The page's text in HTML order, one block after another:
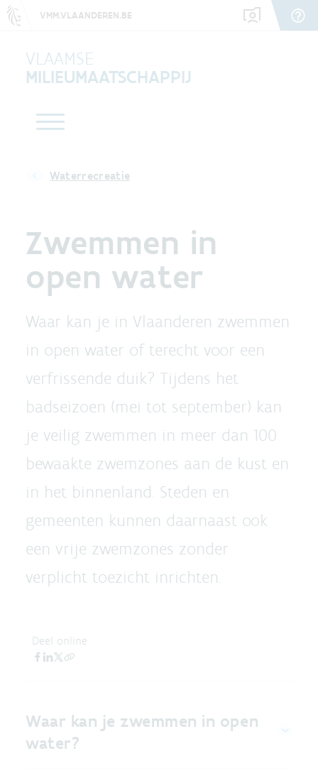
VMM.VLAANDEREN.BE
VLAAMSE
MILIEUMAATSCHAPPIJ
Waterrecreatie
Zwemmen in
open water
Waar kan je in Vlaanderen zwemmen
in open water of terecht voor een
verfrissende duik? Tijdens het
badseizoen (mei tot september) kan
je veilig zwemmen in meer dan 100
bewaakte zwemzones aan de kust en
in het binnenland. Steden en
gemeenten kunnen daarnaast ook
een vrije zwemzones zonder
verplicht toezicht inrichten.
Deel online
Waar kan je zwemmen in open
water?